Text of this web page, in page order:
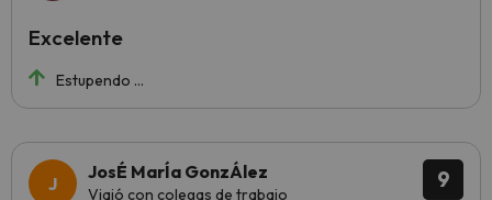
Estupendo ...
Excelente
9
JosÉ MarÍa GonzÁlez
Viajó con colegas de trabajo